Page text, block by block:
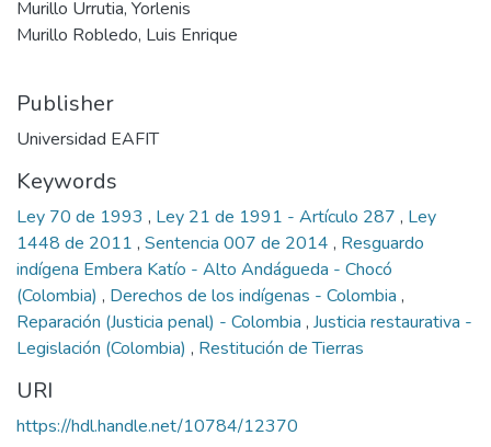
Murillo Urrutia, Yorlenis
Murillo Robledo, Luis Enrique
Publisher
Universidad EAFIT
Keywords
Ley 70 de 1993 , Ley 21 de 1991 - Artículo 287 , Ley
1448 de 2011 , Sentencia 007 de 2014 , Resguardo
indígena Embera Katío - Alto Andágueda - Chocó
(Colombia) , Derechos de los indígenas - Colombia ,
Reparación (Justicia penal) - Colombia , Justicia restaurativa -
Legislación (Colombia) , Restitución de Tierras
URI
https://hdl.handle.net/10784/12370